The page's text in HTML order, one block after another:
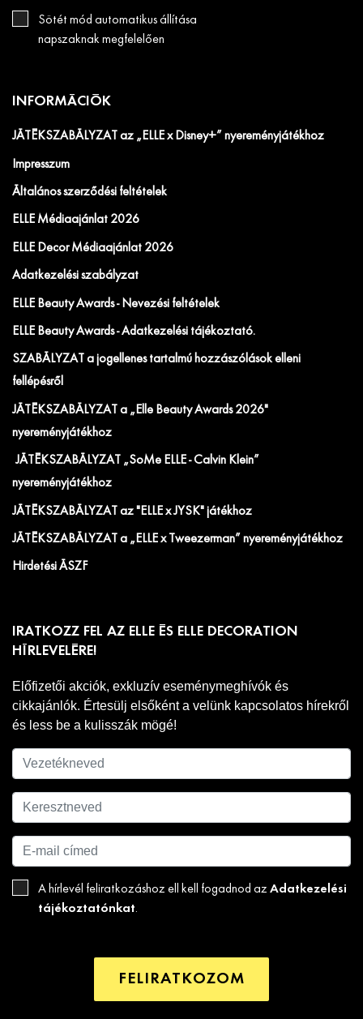
Sötét mód automatikus állítása
napszaknak megfelelően
INFORMÁCIÓK
JÁTÉKSZABÁLYZAT az „ELLE x Disney+” nyereményjátékhoz
Impresszum
Általános szerződési feltételek
ELLE Médiaajánlat 2026
ELLE Decor Médiaajánlat 2026
Adatkezelési szabályzat
ELLE Beauty Awards - Nevezési feltételek
ELLE Beauty Awards - Adatkezelési tájékoztató.
SZABÁLYZAT a jogellenes tartalmú hozzászólások elleni
fellépésről
JÁTÉKSZABÁLYZAT a „Elle Beauty Awards 2026"
nyereményjátékhoz
JÁTÉKSZABÁLYZAT „SoMe ELLE - Calvin Klein”
nyereményjátékhoz
JÁTÉKSZABÁLYZAT az "ELLE x JYSK" játékhoz
JÁTÉKSZABÁLYZAT a „ELLE x Tweezerman” nyereményjátékhoz
Hirdetési ÁSZF
IRATKOZZ FEL AZ ELLE ÉS ELLE DECORATION
HÍRLEVELÉRE!
Előfizetői akciók, exkluzív eseménymeghívók és
cikkajánlók. Értesülj elsőként a velünk kapcsolatos hírekről
és less be a kulisszák mögé!
A hírlevél feliratkozáshoz ell kell fogadnod az Adatkezelési
tájékoztatónkat.
FELIRATKOZOM